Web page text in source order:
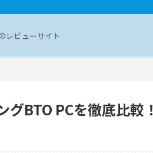
レビューサイト
BTO PCを徹底比較！